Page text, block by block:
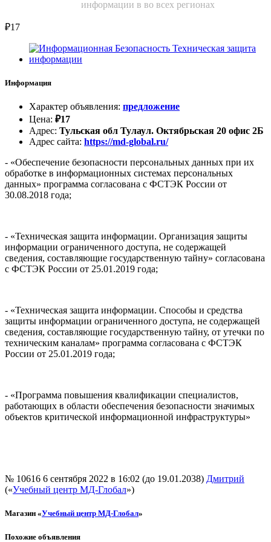
информации в во всех регионах
₽17
Информация
Характер объявления: предложение
Цена: ₽17
Адрес: Тульская обл Тулаул. Октябрьская 20 офис 2Б
Адрес сайта: https://md-global.ru/
- «Обеспечение безопасности персональных данных при их
обработке в информационных системах персональных
данных» программа согласована с ФСТЭК России от
30.08.2018 года;
- «Техническая защита информации. Организация защиты
информации ограниченного доступа, не содержащей
сведения, составляющие государственную тайну» согласована
с ФСТЭК России от 25.01.2019 года;
- «Техническая защита информации. Способы и средства
защиты информации ограниченного доступа, не содержащей
сведения, составляющие государственную тайну, от утечки по
техническим каналам» программа согласована с ФСТЭК
России от 25.01.2019 года;
- «Программа повышения квалификации специалистов,
работающих в области обеспечения безопасности значимых
объектов критической информационной инфраструктуры»
№ 10616 6 сентября 2022 в 16:02 (до 19.01.2038) Дмитрий
(«Учебный центр МД-Глобал»)
Магазин «Учебный центр МД-Глобал»
Похожие объявления